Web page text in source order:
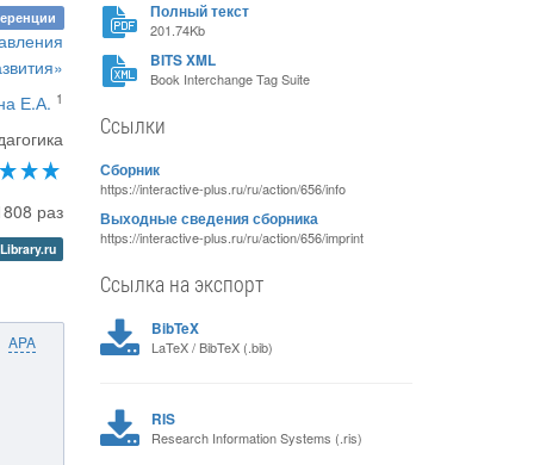
Е.А. 1
раз
APA
Полный текст
201.74Kb
BITS XML
Book Interchange Tag Suite
Ссылки
Сборник
https://interactive-plus.ru/ru/action/656/info
Выходные сведения сборника
https://interactive-plus.ru/ru/action/656/imprint
Ссылка на экспорт
BibTeX
LaTeX / BibTeX (.bib)
RIS
Research Information Systems (.ris)